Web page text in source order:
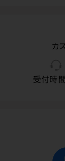
カ
受付時